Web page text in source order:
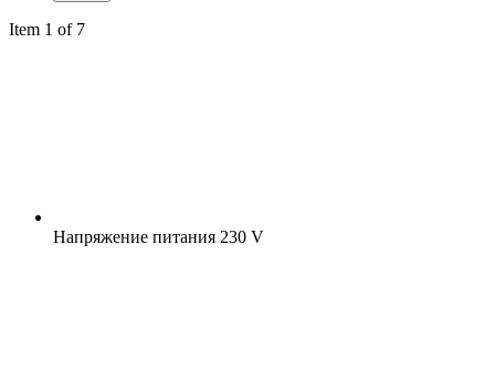
Item 1 of 7
Напряжение питания 230 V